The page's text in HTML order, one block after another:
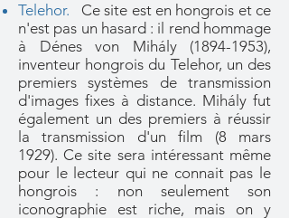
Telehor. Ce site est en hongrois et ce
n'est pas un hasard : il rend hommage
à Dénes von Mihály (1894-1953),
inventeur hongrois du Telehor, un des
premiers systèmes de transmission
d'images fixes à distance. Mihály fut
également un des premiers à réussir
la transmission d'un film (8 mars
1929). Ce site sera intéressant même
pour le lecteur qui ne connait pas le
hongrois : non seulement son
iconographie est riche, mais on y